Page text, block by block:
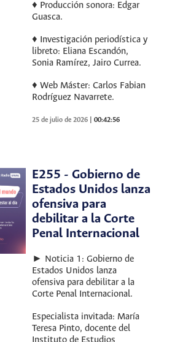
♦ Producción sonora: Edgar
Guasca.
♦ Investigación periodística y
libreto: Eliana Escandón,
Sonia Ramírez, Jairo Currea.
♦ Web Máster: Carlos Fabian
Rodríguez Navarrete.
25 de julio de 2026 |00:42:56
E255 - Gobierno de
Estados Unidos lanza
ofensiva para
debilitar a la Corte
Penal Internacional
► Noticia 1: Gobierno de
Estados Unidos lanza
ofensiva para debilitar a la
Corte Penal Internacional.
Especialista invitada: María
Teresa Pinto, docente del
Instituto de Estudios